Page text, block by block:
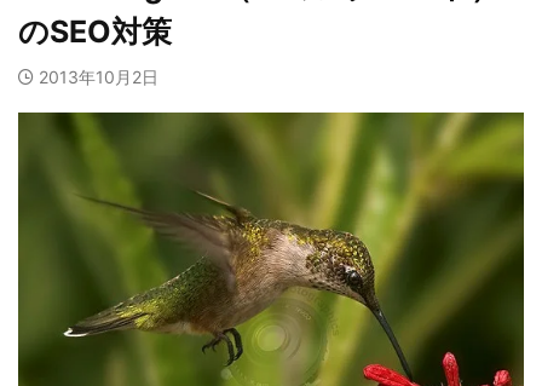
のSEO対策
2013年10月2日